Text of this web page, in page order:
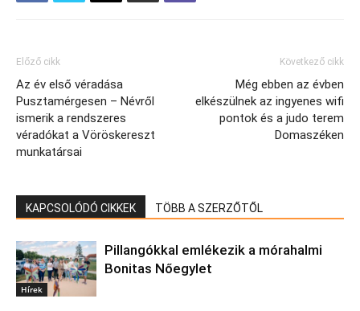
Előző cikk
Az év első véradása
Pusztamérgesen – Névről
ismerik a rendszeres
véradókat a Vöröskereszt
munkatársai
Következő cikk
Még ebben az évben
elkészülnek az ingyenes wifi
pontok és a judo terem
Domaszéken
KAPCSOLÓDÓ CIKKEK TÖBB A SZERZŐTŐL
Hírek
Pillangókkal emlékezik a mórahalmi
Bonitas Nőegylet